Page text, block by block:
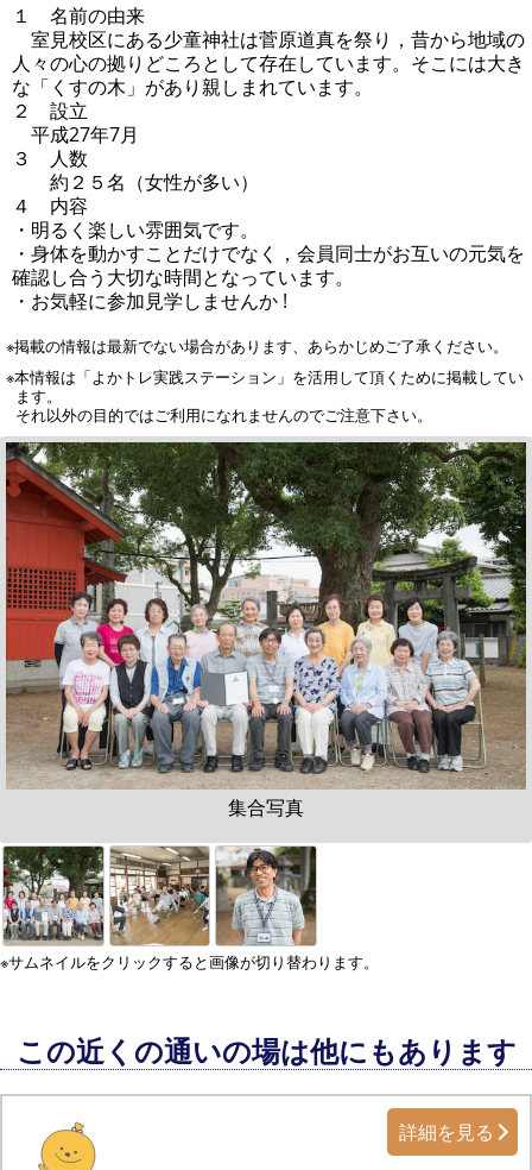
１ 名前の由来
室見校区にある少童神社は菅原道真を祭り，昔から地域の
人々の心の拠りどころとして存在しています。そこには大き
な「くすの木」があり親しまれています。
２ 設立
平成27年7月
３ 人数
約２５名（女性が多い）
４ 内容
・明るく楽しい雰囲気です。
・身体を動かすことだけでなく，会員同士がお互いの元気を
確認し合う大切な時間となっています。
・お気軽に参加見学しませんか !
※掲載の情報は最新でない場合があります、あらかじめご了承ください。
※本情報は「よかトレ実践ステーション」を活用して頂くために掲載してい
ます。
それ以外の目的ではご利用になれませんのでご注意下さい。
集合写真
※サムネイルをクリックすると画像が切り替わります。
この近くの通いの場は他にもあります
詳細を見る